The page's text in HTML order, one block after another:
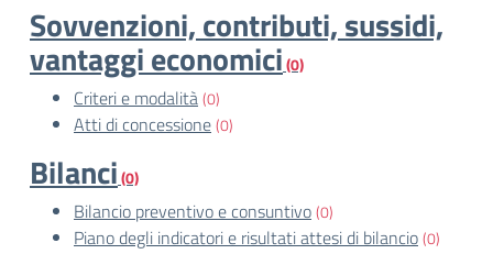
Sovvenzioni, contributi, sussidi,
vantaggi economici(0)
Criteri e modalità(0)
Atti di concessione(0)
Bilanci(0)
Bilancio preventivo e consuntivo(0)
Piano degli indicatori e risultati attesi di bilancio(0)